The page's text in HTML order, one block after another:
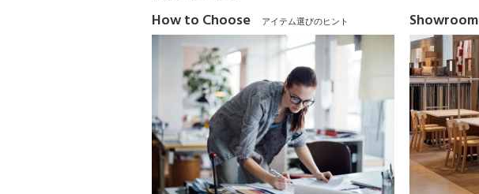
How to Choose アイテム選びのヒント Showroom